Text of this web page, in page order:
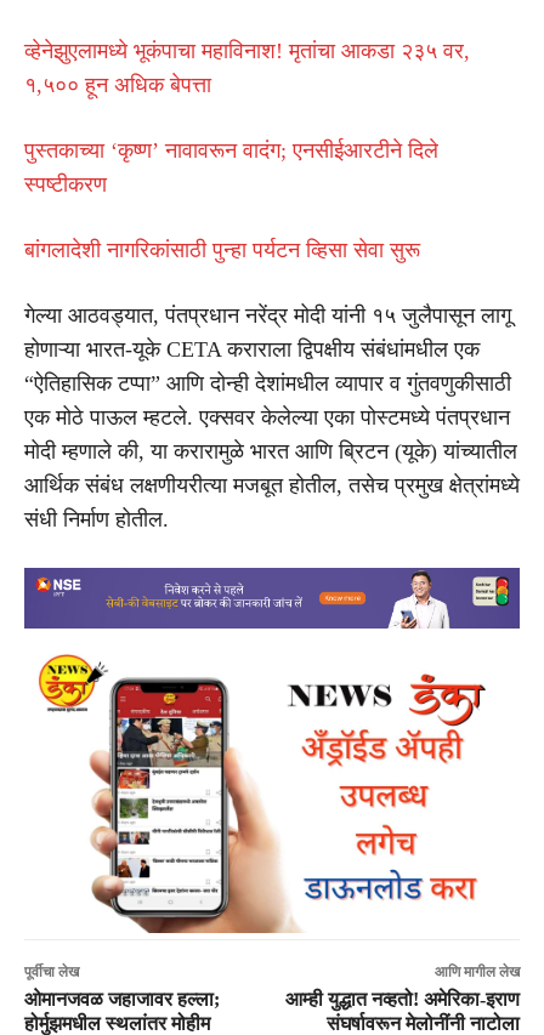
व्हेनेझुएलामध्ये भूकंपाचा महाविनाश! मृतांचा आकडा २३५ वर,
१,५०० हून अधिक बेपत्ता
पुस्तकाच्या ‘कृष्ण’ नावावरून वादंग; एनसीईआरटीने दिले
स्पष्टीकरण
बांगलादेशी नागरिकांसाठी पुन्हा पर्यटन व्हिसा सेवा सुरू
गेल्या आठवड्यात, पंतप्रधान नरेंद्र मोदी यांनी १५ जुलैपासून लागू
होणाऱ्या भारत-यूके CETA कराराला द्विपक्षीय संबंधांमधील एक
“ऐतिहासिक टप्पा” आणि दोन्ही देशांमधील व्यापार व गुंतवणुकीसाठी
एक मोठे पाऊल म्हटले. एक्सवर केलेल्या एका पोस्टमध्ये पंतप्रधान
मोदी म्हणाले की, या करारामुळे भारत आणि ब्रिटन (यूके) यांच्यातील
आर्थिक संबंध लक्षणीयरीत्या मजबूत होतील, तसेच प्रमुख क्षेत्रांमध्ये
संधी निर्माण होतील.
पूर्वीचा लेख
ओमानजवळ जहाजावर हल्ला;
होर्मुझमधील स्थलांतर मोहीम
आणि मागील लेख
आम्ही युद्धात नव्हतो! अमेरिका-इराण
संघर्षावरून मेलोनींनी नाटोला